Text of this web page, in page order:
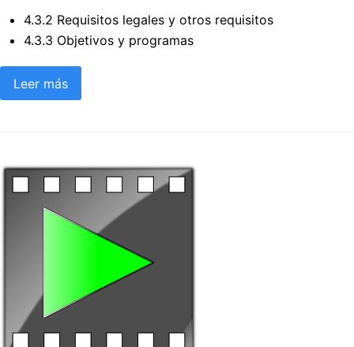
4.3.2 Requisitos legales y otros requisitos
4.3.3 Objetivos y programas
Leer más